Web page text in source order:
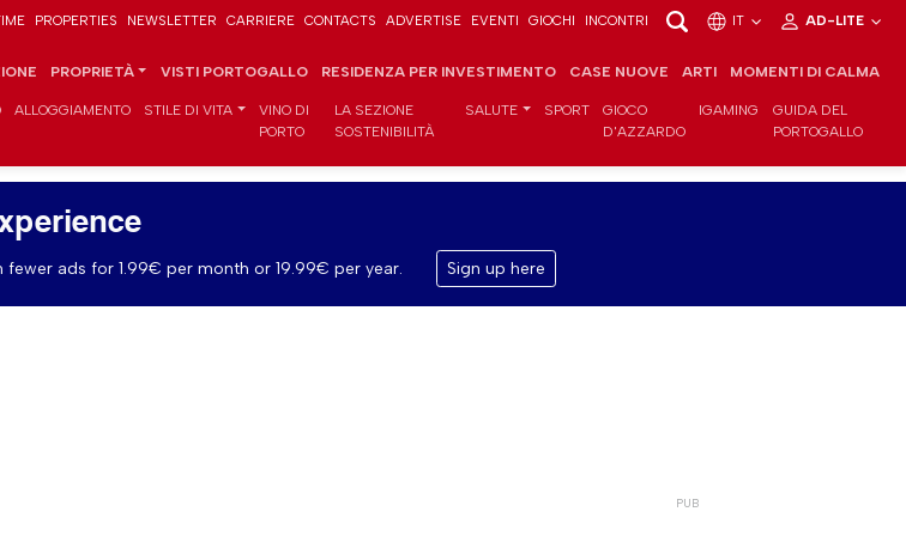
PROPERTIES NEWSLETTER CARRIERE CONTACTS ADVERTISE EVENTI GIOCHI INCONTRI IT AD-LITE
PROPRIETÀ VISTI PORTOGALLO RESIDENZA PER INVESTIMENTO CASE NUOVE ARTI MOMENTI DI CALMA
ALLOGGIAMENTO STILE DI VITA
VINO DI
PORTO
LA SEZIONE
SOSTENIBILITÀ
SALUTE SPORT
GIOCO
D'AZZARDO
IGAMING
GUIDA DEL
PORTOGALLO
fewer ads for 1.99€ per month or 19.99€ per year. Sign up here